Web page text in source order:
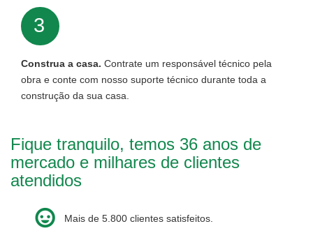
3
Construa a casa. Contrate um responsável técnico pela
obra e conte com nosso suporte técnico durante toda a
construção da sua casa.
Fique tranquilo, temos 36 anos de
mercado e milhares de clientes
atendidos
Mais de 5.800 clientes satisfeitos.